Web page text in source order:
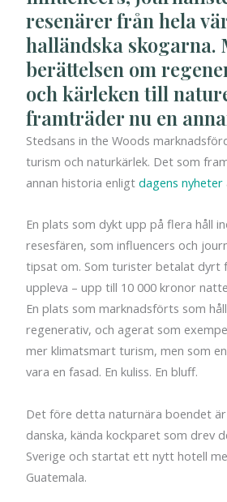
resenärer från hela
halländska skogarna.
berättelsen om
och kärleken till
framträder nu en
Stedsans in the Woods
turism och naturkärlek. Det som
annan historia enligtdagens nyheter
En plats som dykt upp på flera håll
resesfären, som influencers och
tipsat om. Som turister betalat dyrt
uppleva – upp till 10 000 kronor
En plats som marknadsförts som
regenerativ, och agerat som
mer klimatsmart turism, men som
vara en fasad. En kuliss. En bluff.
Det före detta naturnära boendet
danska, kända kockparet som drev
Sverige och startat ett nytt hotell
Guatemala.